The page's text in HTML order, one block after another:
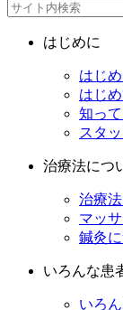
はじめに
はじ
はじ
知っ
スタ
治療法につ
治療
マッ
鍼灸
いろんな患
いろ